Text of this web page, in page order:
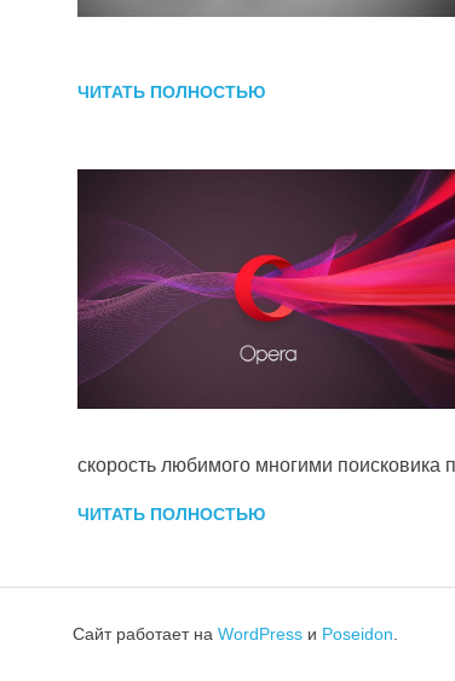
ЧИТАТЬ ПОЛНОСТЬЮ
скорость любимого многими поисковика
ЧИТАТЬ ПОЛНОСТЬЮ
Сайт работает на WordPress и Poseidon